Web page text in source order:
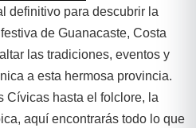
definitivo para descubrir la
de Guanacaste, Costa
las tradiciones, eventos y
a esta hermosa provincia.
Cívicas hasta el folclore, la
aquí encontrarás todo lo que